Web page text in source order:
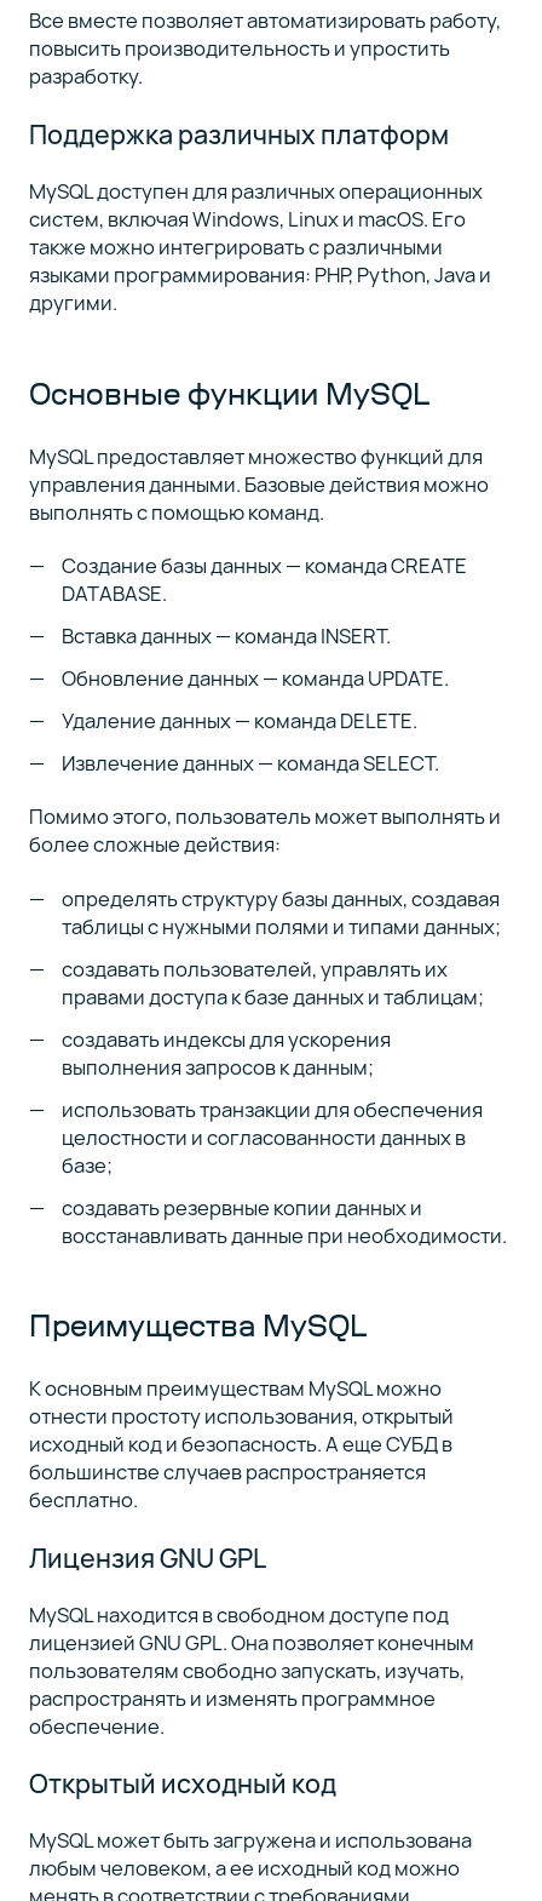
Все вместе позволяет автоматизировать работу,
повысить производительность и упростить
разработку.
Поддержка различных платформ
MySQL доступен для различных операционных
систем, включая Windows, Linux и macOS. Его
также можно интегрировать с различными
языками программирования: PHP, Python, Java и
другими.
Основные функции MySQL
MySQL предоставляет множество функций для
управления данными. Базовые действия можно
выполнять с помощью команд.
Создание базы данных — команда CREATE
DATABASE.
Вставка данных — команда INSERT.
Обновление данных — команда UPDATE.
Удаление данных — команда DELETE.
Извлечение данных — команда SELECT.
Помимо этого, пользователь может выполнять и
более сложные действия:
определять структуру базы данных, создавая
таблицы с нужными полями и типами данных;
создавать пользователей, управлять их
правами доступа к базе данных и таблицам;
создавать индексы для ускорения
выполнения запросов к данным;
использовать транзакции для обеспечения
целостности и согласованности данных в
базе;
создавать резервные копии данных и
восстанавливать данные при необходимости.
Преимущества MySQL
К основным преимуществам MySQL можно
отнести простоту использования, открытый
исходный код и безопасность. А еще СУБД в
большинстве случаев распространяется
бесплатно.
Лицензия GNU GPL
MySQL находится в свободном доступе под
лицензией GNU GPL. Она позволяет конечным
пользователям свободно запускать, изучать,
распространять и изменять программное
обеспечение.
Открытый исходный код
MySQL может быть загружена и использована
любым человеком, а ее исходный код можно